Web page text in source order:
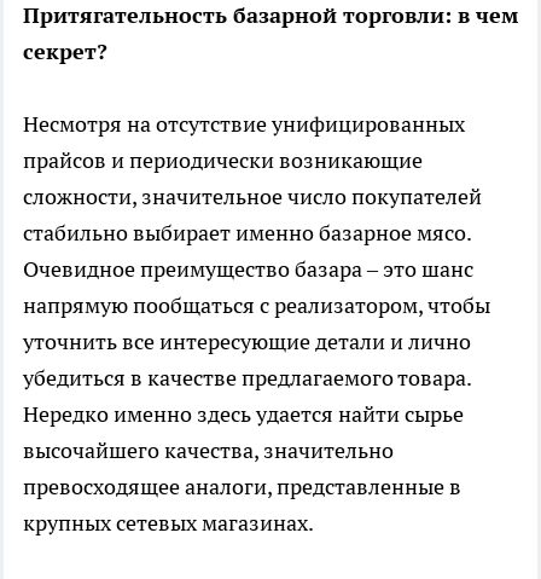
Притягательность базарной торговли: в чем
секрет?
Несмотря на отсутствие унифицированных
прайсов и периодически возникающие
сложности, значительное число покупателей
стабильно выбирает именно базарное мясо.
Очевидное преимущество базара – это шанс
напрямую пообщаться с реализатором, чтобы
уточнить все интересующие детали и лично
убедиться в качестве предлагаемого товара.
Нередко именно здесь удается найти сырье
высочайшего качества, значительно
превосходящее аналоги, представленные в
крупных сетевых магазинах.